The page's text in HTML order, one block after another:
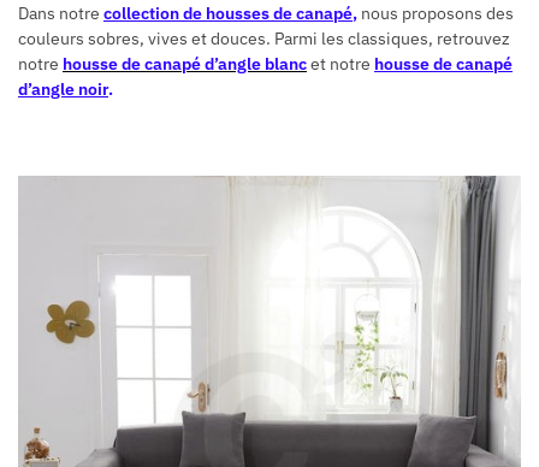
Dans notre collection de housses de canapé, nous proposons des
couleurs sobres, vives et douces. Parmi les classiques, retrouvez
notre housse de canapé d’angle blancet notre housse de canapé
d’angle noir.